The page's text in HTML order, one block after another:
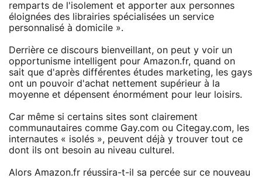
remparts de l'isolement et apporter aux personnes
éloignées des librairies spécialisées un service
personnalisé à domicile ».
Derrière ce discours bienveillant, on peut y voir un
opportunisme intelligent pour Amazon.fr, quand on
sait que d'après différentes études marketing, les gays
ont un pouvoir d'achat nettement supérieur à la
moyenne et dépensent énormément pour leur loisirs.
Car même si certains sites sont clairement
communautaires comme Gay.com ou Citegay.com, les
internautes « isolés », peuvent déjà y trouver tout ce
dont ils ont besoin au niveau culturel.
Alors Amazon.fr réussira-t-il sa percée sur ce nouveau